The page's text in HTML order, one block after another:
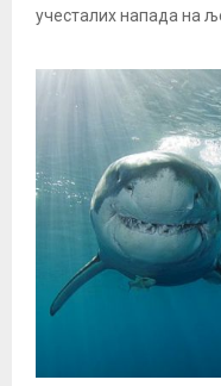
учесталих напада на